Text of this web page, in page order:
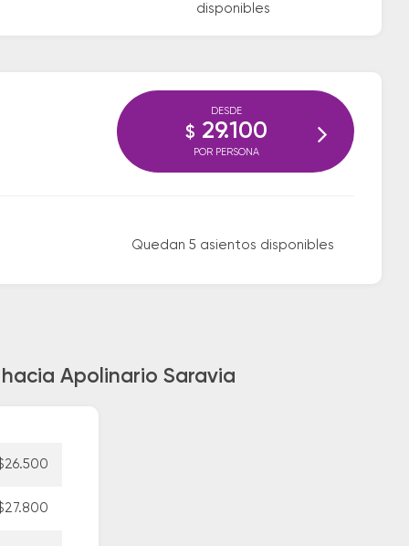
disponibles
Quedan 5 asientos disponibles
DESDE
$ 29.100
POR PERSONA
Apolinario Saravia